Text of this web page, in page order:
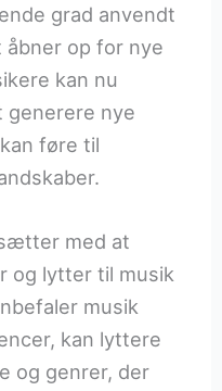
grad anvendt
åbner op for nye
kan nu
generere nye
føre til
med at
og lytter til musik
musik
kan lyttere
og genrer, der